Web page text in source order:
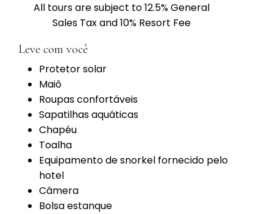
All tours are subject to 12.5% General
Sales Tax and 10% Resort Fee
Leve com você
Protetor solar
Maiô
Roupas confortáveis
Sapatilhas aquáticas
Chapéu
Toalha
Equipamento de snorkel fornecido pelo
hotel
Câmera
Bolsa estanque